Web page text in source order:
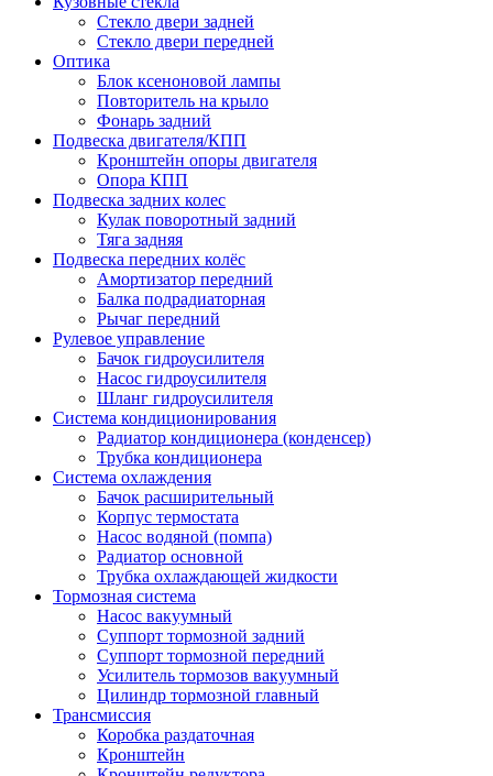
Стекло двери задней
Стекло двери передней
Оптика
Блок ксеноновой лампы
Повторитель на крыло
Фонарь задний
Подвеска двигателя/КПП
Кронштейн опоры двигателя
Опора КПП
Подвеска задних колес
Кулак поворотный задний
Тяга задняя
Подвеска передних колёс
Амортизатор передний
Балка подрадиаторная
Рычаг передний
Рулевое управление
Бачок гидроусилителя
Насос гидроусилителя
Шланг гидроусилителя
Система кондиционирования
Радиатор кондиционера (конденсер)
Трубка кондиционера
Система охлаждения
Бачок расширительный
Корпус термостата
Насос водяной (помпа)
Радиатор основной
Трубка охлаждающей жидкости
Тормозная система
Насос вакуумный
Суппорт тормозной задний
Суппорт тормозной передний
Усилитель тормозов вакуумный
Цилиндр тормозной главный
Трансмиссия
Коробка раздаточная
Кронштейн